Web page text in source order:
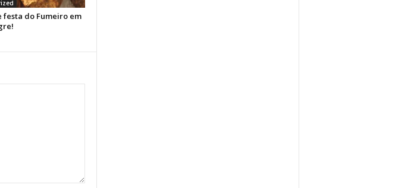
festa do Fumeiro em